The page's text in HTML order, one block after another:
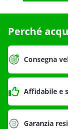
Perché
Consegna
Affidabile e
Garanzia resi